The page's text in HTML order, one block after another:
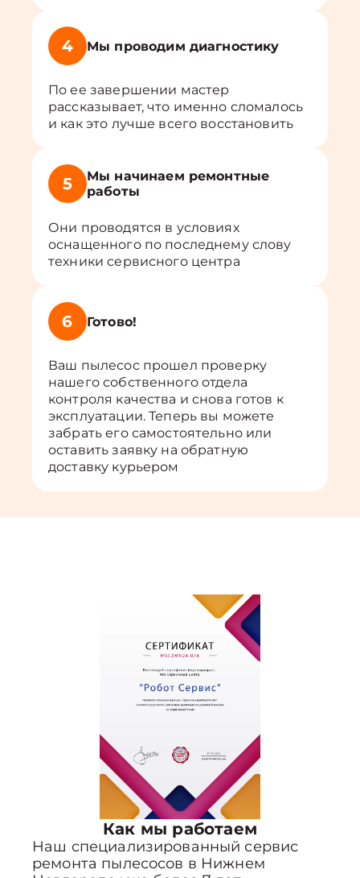
4 Мы проводим диагностику
По ее завершении мастер
рассказывает, что именно сломалось
и как это лучше всего восстановить
5
Мы начинаем ремонтные
работы
Они проводятся в условиях
оснащенного по последнему слову
техники сервисного центра
6 Готово!
Ваш пылесос прошел проверку
нашего собственного отдела
контроля качества и снова готов к
эксплуатации. Теперь вы можете
забрать его самостоятельно или
оставить заявку на обратную
доставку курьером
Как мы работаем
Наш специализированный сервис
ремонта пылесосов в Нижнем